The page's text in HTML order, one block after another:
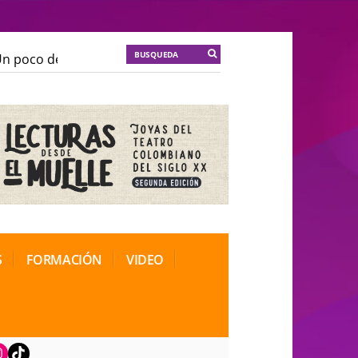
poco de locura para la cordura
de Teatro Rosa
FORMACIÓN VIDEO
TikTok